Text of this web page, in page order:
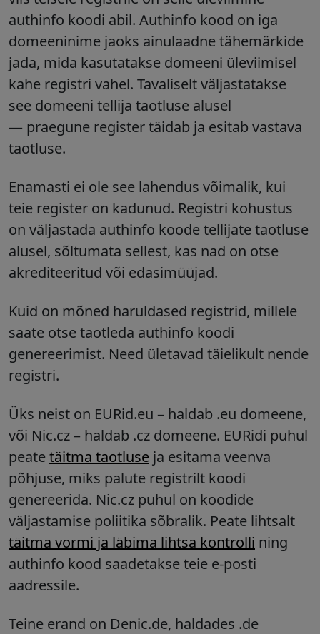
authinfo koodi abil. Authinfo kood on iga
domeeninime jaoks ainulaadne tähemärkide
jada, mida kasutatakse domeeni üleviimisel
kahe registri vahel. Tavaliselt väljastatakse
see domeeni tellija taotluse alusel
— praegune register täidab ja esitab vastava
taotluse.
Enamasti ei ole see lahendus võimalik, kui
teie register on kadunud. Registri kohustus
on väljastada authinfo koode tellijate taotluse
alusel, sõltumata sellest, kas nad on otse
akrediteeritud või edasimüüjad.
Kuid on mõned haruldased registrid, millele
saate otse taotleda authinfo koodi
genereerimist. Need ületavad täielikult nende
registri.
Üks neist on EURid.eu – haldab .eu domeene,
või Nic.cz – haldab .cz domeene. EURidi puhul
peatetäitma taotluse ja esitama veenva
põhjuse, miks palute registrilt koodi
genereerida. Nic.cz puhul on koodide
väljastamise poliitika sõbralik. Peate lihtsalt
täitma vormi ja läbima lihtsa kontrolli ning
authinfo kood saadetakse teie e-posti
aadressile.
Teine erand on Denic.de, haldades .de